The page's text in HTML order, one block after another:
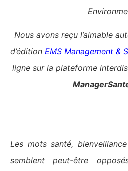
Nous avons reçu l’aimable
d’édition EMS Management &
ligne sur la plateforme
Les mots santé,
semblent peut-être